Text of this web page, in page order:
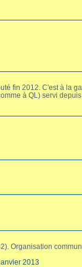
fin 2012. C'est à la
à QL) servi
Organisation
2013